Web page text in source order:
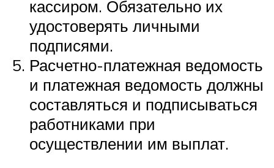
кассиром. Обязательно их
удостоверять личными
подписями.
Расчетно-платежная ведомость
и платежная ведомость должны
составляться и подписываться
работниками при
осуществлении им выплат.